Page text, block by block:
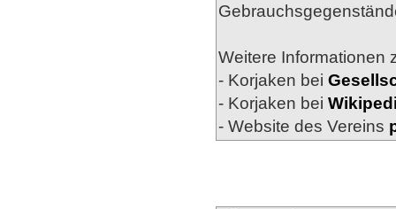
Weitere Informationen
- Korjaken bei
- Korjaken bei
- Website des Vereins